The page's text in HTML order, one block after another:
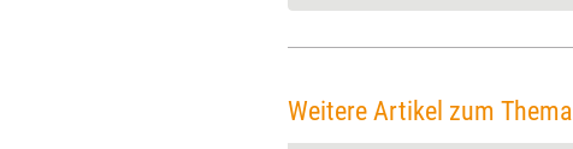
Weitere Artikel zum